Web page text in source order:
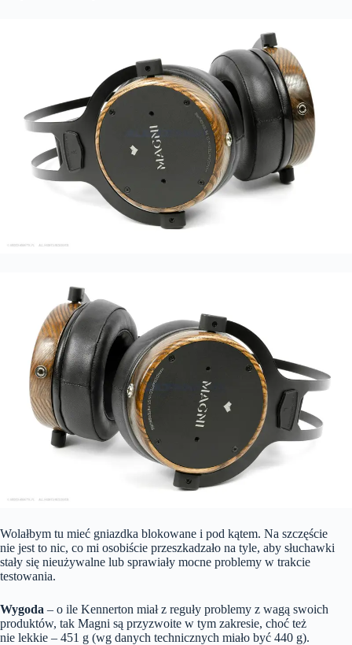
Wolałbym tu mieć gniazdka blokowane i pod kątem. Na szczęście
nie jest to nic, co mi osobiście przeszkadzało na tyle, aby słuchawki
stały się nieużywalne lub sprawiały mocne problemy w trakcie
testowania.
Wygoda – o ile Kennerton miał z reguły problemy z wagą swoich
produktów, tak Magni są przyzwoite w tym zakresie, choć też
nie lekkie – 451 g (wg danych technicznych miało być 440 g).